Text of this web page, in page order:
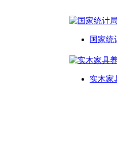
国家统
实木家